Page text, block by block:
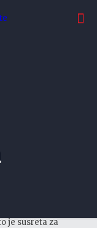
je susreta za